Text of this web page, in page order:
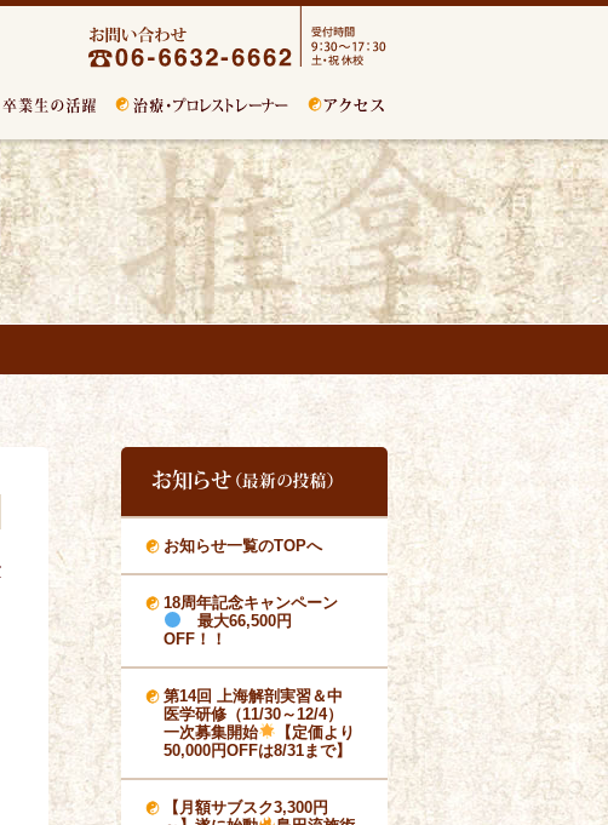
お知らせ一覧のTOPへ
18周年記念キャンペーン
最大66,500円
OFF！！
第14回 上海解剖実習＆中
医学研修（11/30～12/4）
一次募集開始
【定価より
50,000円OFFは8/31まで】
【月額サブスク3,300円